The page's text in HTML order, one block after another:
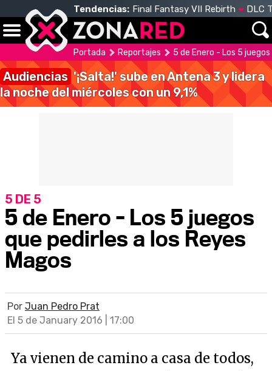
Tendencias: Final Fantasy VII Rebirth DLC
Portada Reportajes 5 de Enero - Los 5
Audiencias '¡Salta!' sube en Antena 3 y lidera
la noche del miércoles con un 9,1%
5 de Enero - Los 5 juegos
que pedirles a los Reyes
Magos
5 DE 5
Por Juan Pedro Prat
El 5 de January 2016 | 17:00
Ya vienen de camino a casa de todos,